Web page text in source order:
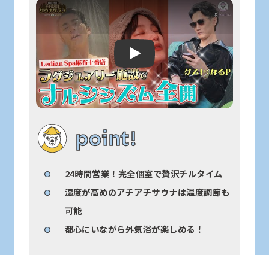
Play: Keynote (Google I/O '18)
point!
24時間営業！完全個室で贅沢チルタイム
湿度が高めのアチアチサウナは温度調節も
可能
都心にいながら外気浴が楽しめる！